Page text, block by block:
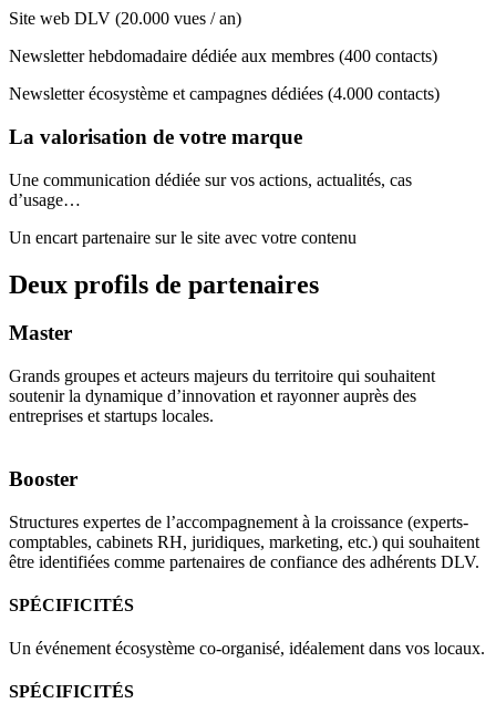
Site web DLV (20.000 vues / an)
Newsletter hebdomadaire dédiée aux membres (400 contacts)
Newsletter écosystème et campagnes dédiées (4.000 contacts)
La valorisation de votre marque
Une communication dédiée sur vos actions, actualités, cas
d’usage…
Un encart partenaire sur le site avec votre contenu
Deux profils de partenaires
Master
Grands groupes et acteurs majeurs du territoire qui souhaitent
soutenir la dynamique d’innovation et rayonner auprès des
entreprises et startups locales.
Booster
Structures expertes de l’accompagnement à la croissance (experts-
comptables, cabinets RH, juridiques, marketing, etc.) qui souhaitent
être identifiées comme partenaires de confiance des adhérents DLV.
SPÉCIFICITÉS
Un événement écosystème co-organisé, idéalement dans vos locaux.
SPÉCIFICITÉS